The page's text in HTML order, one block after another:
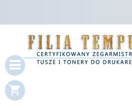
shopping_cart